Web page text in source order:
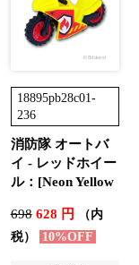
18895pb28c01-
236
消防隊 オートバ
イ - レッドホイー
ル：[Neon Yellow
698628 円
（内
税）
10%OFF